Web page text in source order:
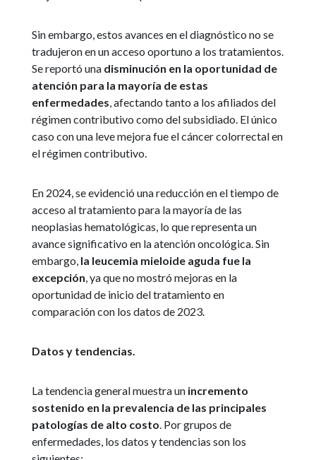
Sin embargo, estos avances en el diagnóstico no se
tradujeron en un acceso oportuno a los tratamientos.
Se reportó una disminución en la oportunidad de
atención para la mayoría de estas
enfermedades, afectando tanto a los afiliados del
régimen contributivo como del subsidiado. El único
caso con una leve mejora fue el cáncer colorrectal en
el régimen contributivo.
En 2024, se evidenció una reducción en el tiempo de
acceso al tratamiento para la mayoría de las
neoplasias hematológicas, lo que representa un
avance significativo en la atención oncológica. Sin
embargo, la leucemia mieloide aguda fue la
excepción, ya que no mostró mejoras en la
oportunidad de inicio del tratamiento en
comparación con los datos de 2023.
Datos y tendencias.
La tendencia general muestra un incremento
sostenido en la prevalencia de las principales
patologías de alto costo. Por grupos de
enfermedades, los datos y tendencias son los